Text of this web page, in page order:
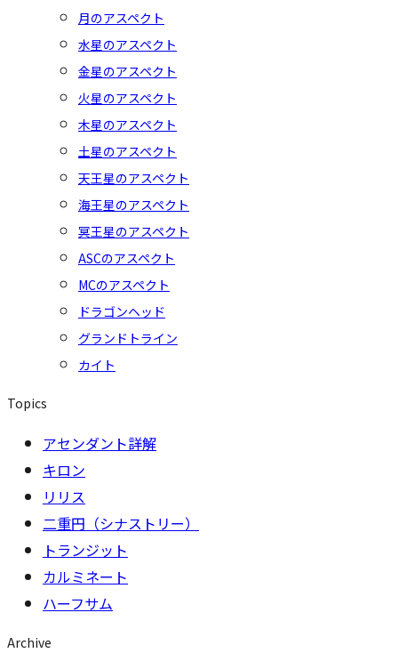
月のアスペクト
水星のアスペクト
金星のアスペクト
火星のアスペクト
木星のアスペクト
土星のアスペクト
天王星のアスペクト
海王星のアスペクト
冥王星のアスペクト
ASCのアスペクト
MCのアスペクト
ドラゴンヘッド
グランドトライン
カイト
Topics
アセンダント詳解
キロン
リリス
二重円（シナストリー）
トランジット
カルミネート
ハーフサム
Archive